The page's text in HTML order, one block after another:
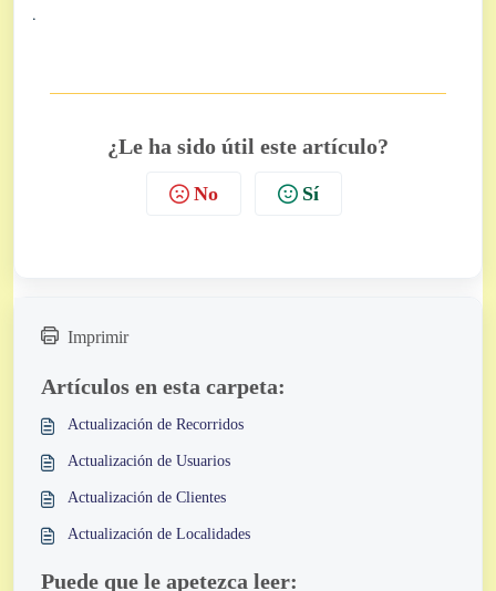
.
¿Le ha sido útil este artículo?
No Sí
Imprimir
Artículos en esta carpeta:
Actualización de Recorridos
Actualización de Usuarios
Actualización de Clientes
Actualización de Localidades
Puede que le apetezca leer: